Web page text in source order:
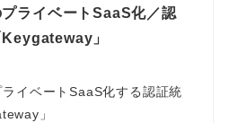
ライベートSaaS化／認
」
イベートSaaS化する認証統
」